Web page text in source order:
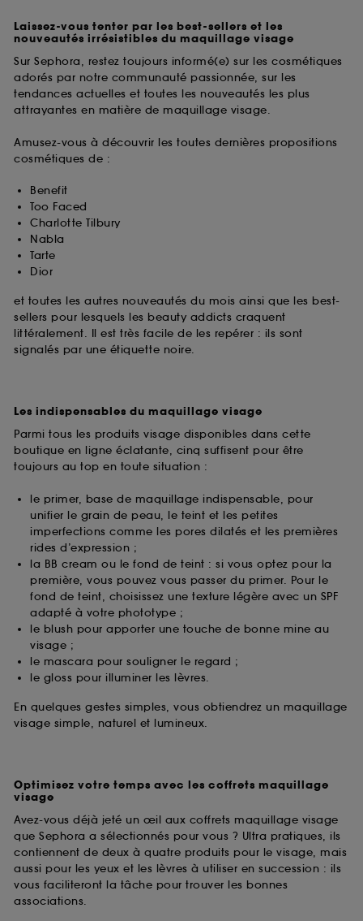
Laissez-vous tenter par les best-sellers et les
nouveautés irrésistibles du maquillage visage
Sur Sephora, restez toujours informé(e) sur les cosmétiques
adorés par notre communauté passionnée, sur les
tendances actuelles et toutes les nouveautés les plus
attrayantes en matière de maquillage visage.
Amusez-vous à découvrir les toutes dernières propositions
cosmétiques de :
Benefit
Too Faced
Charlotte Tilbury
Nabla
Tarte
Dior
et toutes les autres nouveautés du mois ainsi que les best-
sellers pour lesquels les beauty addicts craquent
littéralement. Il est très facile de les repérer : ils sont
signalés par une étiquette noire.
Les indispensables du maquillage visage
Parmi tous les produits visage disponibles dans cette
boutique en ligne éclatante, cinq suffisent pour être
toujours au top en toute situation :
le primer, base de maquillage indispensable, pour
unifier le grain de peau, le teint et les petites
imperfections comme les pores dilatés et les premières
rides d’expression ;
la BB cream ou le fond de teint : si vous optez pour la
première, vous pouvez vous passer du primer. Pour le
fond de teint, choisissez une texture légère avec un SPF
adapté à votre phototype ;
le blush pour apporter une touche de bonne mine au
visage ;
le mascara pour souligner le regard ;
le gloss pour illuminer les lèvres.
En quelques gestes simples, vous obtiendrez un maquillage
visage simple, naturel et lumineux.
Optimisez votre temps avec les coffrets maquillage
visage
Avez-vous déjà jeté un œil aux coffrets maquillage visage
que Sephora a sélectionnés pour vous ? Ultra pratiques, ils
contiennent de deux à quatre produits pour le visage, mais
aussi pour les yeux et les lèvres à utiliser en succession : ils
vous faciliteront la tâche pour trouver les bonnes
associations.